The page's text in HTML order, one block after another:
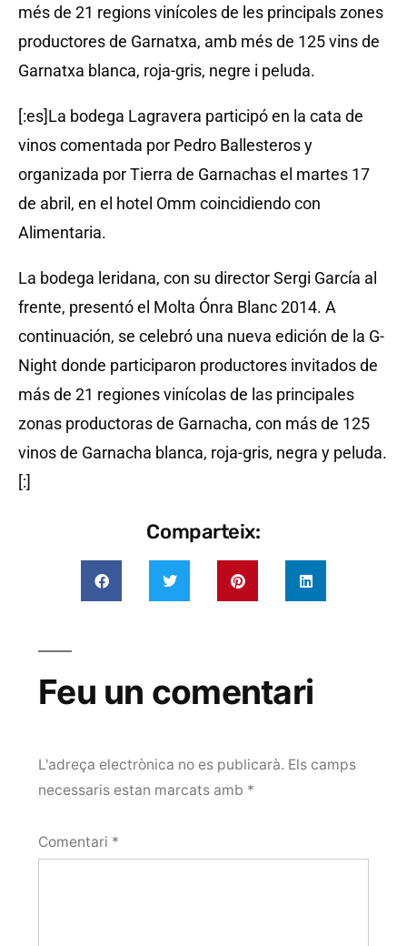
més de 21 regions vinícoles de les principals zones
productores de Garnatxa, amb més de 125 vins de
Garnatxa blanca, roja-gris, negre i peluda.
[:es]La bodega Lagravera participó en la cata de
vinos comentada por Pedro Ballesteros y
organizada por Tierra de Garnachas el martes 17
de abril, en el hotel Omm coincidiendo con
Alimentaria.
La bodega leridana, con su director Sergi García al
frente, presentó el Molta Ónra Blanc 2014. A
continuación, se celebró una nueva edición de la G-
Night donde participaron productores invitados de
más de 21 regiones vinícolas de las principales
zonas productoras de Garnacha, con más de 125
vinos de Garnacha blanca, roja-gris, negra y peluda.
[:]
Comparteix:
Feu un comentari
L'adreça electrònica no es publicarà. Els camps
necessaris estan marcats amb *
Comentari *